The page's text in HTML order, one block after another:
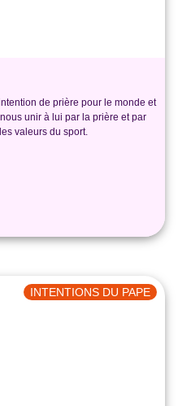
de prière pour le monde et
unir à lui par la prière et par
valeurs du sport.
INTENTIONS DU PAPE